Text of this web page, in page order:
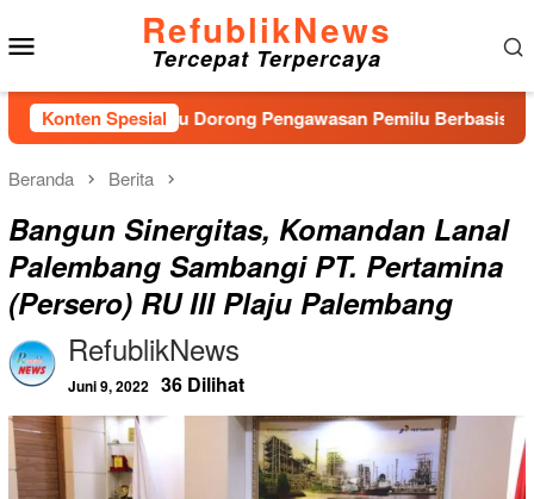
ke
konten
RefublikNews
Tercepat Terpercaya
Konten Spesial
Bawaslu Dorong Pengawasan Pemilu Berbasis Masyarakat
Beranda Berita
Bangun Sinergitas, Komandan Lanal
Palembang Sambangi PT. Pertamina
(Persero) RU III Plaju Palembang
RefublikNews
Juni 9, 2022 36 Dilihat